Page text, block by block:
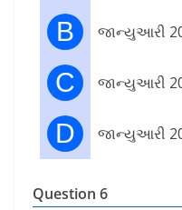
B જાન્યુઆરી
C જાન્યુઆરી
D જાન્યુઆરી
Question 6